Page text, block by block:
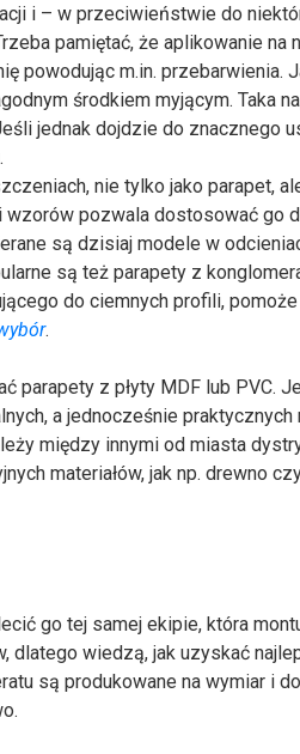
i – w przeciwieństwie do
pamiętać, że aplikowanie na
powodując m.in. przebarwienia.
środkiem myjącym. Taka
jednak dojdzie do znacznego
nie tylko jako parapet,
wzorów pozwala dostosować go
są dzisiaj modele w
są też parapety z
do ciemnych profili,
.
z płyty MDF lub PVC.
a jednocześnie praktycznych
między innymi od miasta
materiałów, jak np. drewno
go tej samej ekipie, która
dlatego wiedzą, jak uzyskać
są produkowane na wymiar i